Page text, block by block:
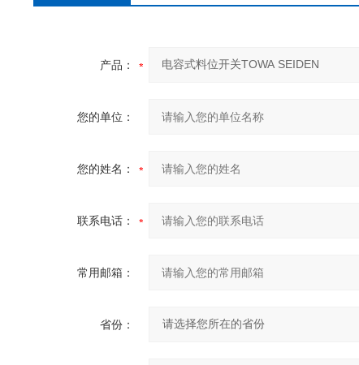
产品：
您的单位：
您的姓名：
联系电话：
常用邮箱：
省份：